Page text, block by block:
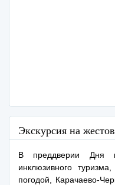
Экскурсия на
В преддверии Дня
инклюзивного
погодой, Карачаево-